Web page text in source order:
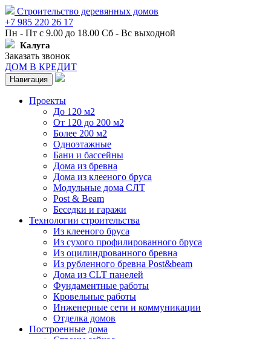
Строительство деревянных домов
+7 985 220 26 17
Пн - Пт с 9.00 до 18.00 Сб - Вс выходной
Калуга
Заказать звонок
ДОМ В КРЕДИТ
Навигация
Проекты
До 120 м2
От 120 до 200 м2
Более 200 м2
Одноэтажные
Бани и бассейны
Дома из бревна
Дома из клееного бруса
Модульные дома СЛТ
Post & Beam
Беседки и гаражи
Технологии строительства
Из клееного бруса
Из сухого профилированного бруса
Из оцилиндрованного бревна
Из рубленного бревна Post&beam
Дома из CLT панелей
Фундаментные работы
Кровельные работы
Инженерные сети и коммуникации
Отделка домов
Построенные дома